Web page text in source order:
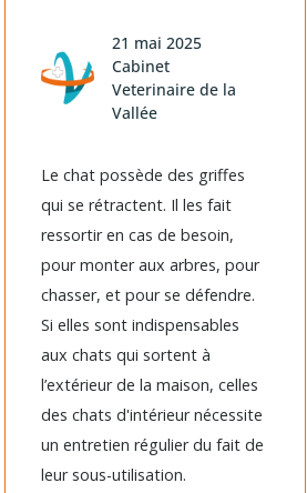
21 mai 2025
Cabinet
Veterinaire de la
Vallée
Le chat possède des griffes
qui se rétractent. Il les fait
ressortir en cas de besoin,
pour monter aux arbres, pour
chasser, et pour se défendre.
Si elles sont indispensables
aux chats qui sortent à
l’extérieur de la maison, celles
des chats d'intérieur nécessite
un entretien régulier du fait de
leur sous-utilisation.